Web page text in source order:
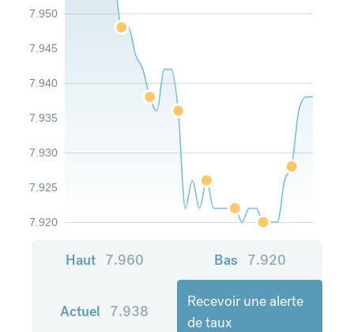
7.920
7.925
7.930
7.935
7.940
7.945
7.950
Haut 7.960 Bas 7.920
Actuel 7.938
Recevoir une alerte
de taux